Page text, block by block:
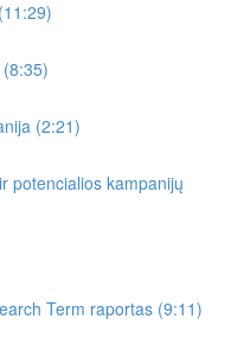
(2:21)
potencialios kampanijų
Term raportas (9:11)